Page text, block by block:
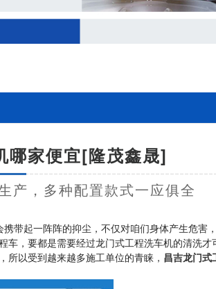
哪家便宜[隆茂鑫晟]
产，多种配置款式一应俱全
带起一阵阵的抑尘，不仅对咱们身体产生危害
，要都是需要经过龙门式工程洗车机的清洗才
以受到越来越多施工单位的青睐， 昌吉龙门式